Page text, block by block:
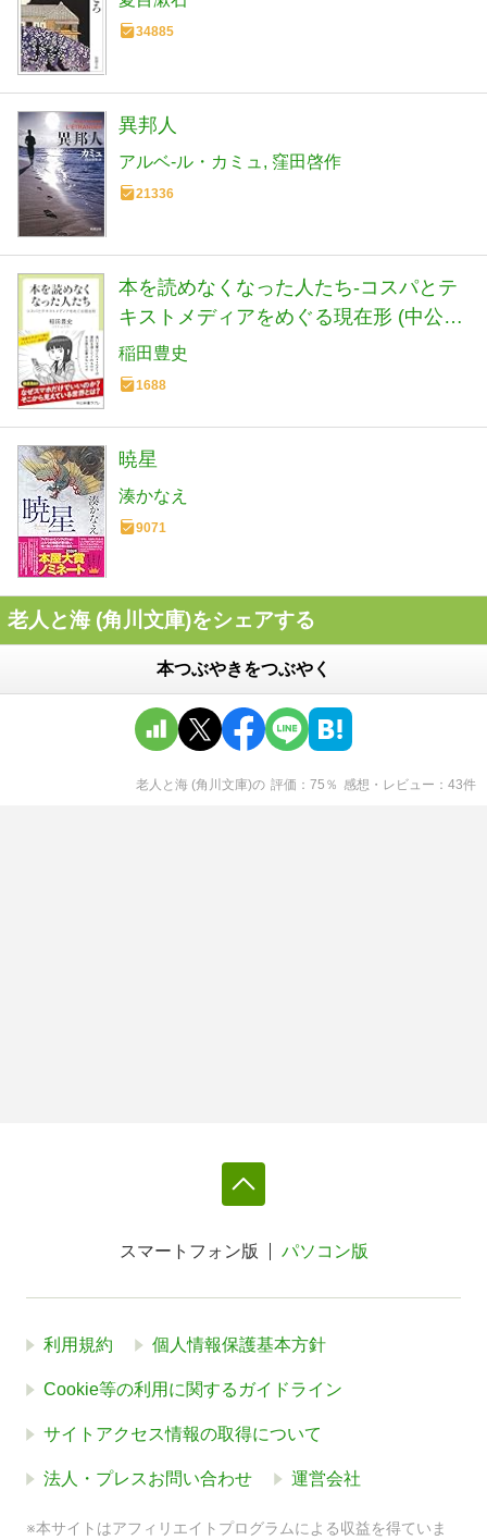
34885
異邦人
アルベ-ル・カミュ 窪田啓作
21336
本を読めなくなった人たち-コスパとテ
キストメディアをめぐる現在形 (中公新
書ラクレ 861)
稲田豊史
1688
暁星
湊かなえ
9071
老人と海 (角川文庫)をシェアする
本つぶやきをつぶやく
老人と海 (角川文庫)の 評価 75 ％ 感想・レビュー 43件
スマートフォン版 パソコン版
利用規約 個人情報保護基本方針
Cookie等の利用に関するガイドライン
サイトアクセス情報の取得について
法人・プレスお問い合わせ 運営会社
※本サイトはアフィリエイトプログラムによる収益を得ていま